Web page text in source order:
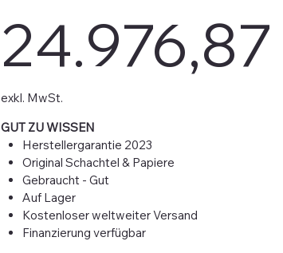
24.976,87
exkl. MwSt.
GUT ZU WISSEN
Herstellergarantie 2023
Original Schachtel & Papiere
Gebraucht - Gut
Auf Lager
Kostenloser weltweiter Versand
Finanzierung verfügbar